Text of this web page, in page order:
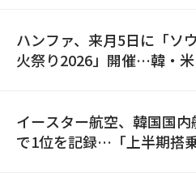
ハンファ、来月5日に「ソ
火祭り2026」開催…韓・
イースター航空、韓国国
で1位を記録…「上半期搭